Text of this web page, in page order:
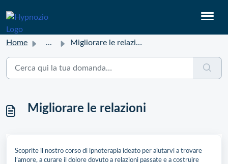
Home ... Migliorare le relazioni
Migliorare le relazioni
Scoprite il nostro corso di ipnoterapia ideato per aiutarvi a trovare
l’amore, a curare il dolore dovuto a relazioni passate e a costruire